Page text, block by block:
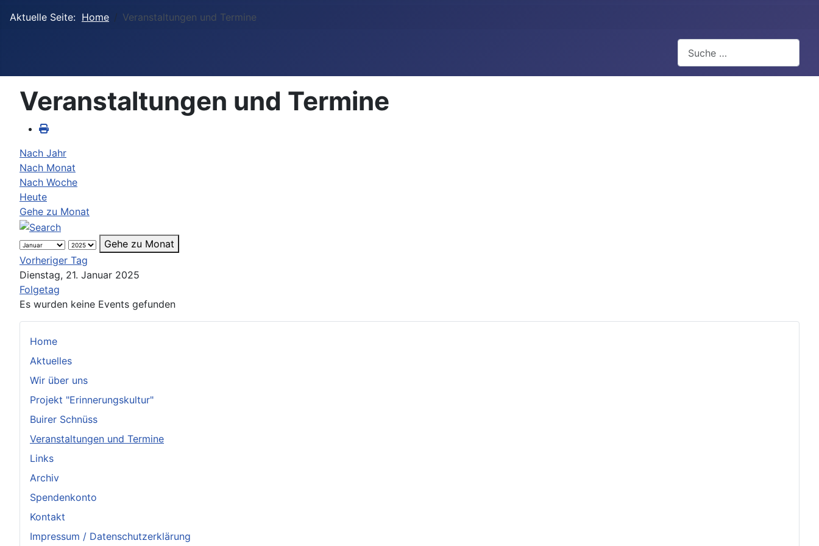
Aktuelle Seite: Home Veranstaltungen und Termine
Home
Aktuelles
Wir über uns
Projekt "Erinnerungskultur"
Buirer Schnüss
Veranstaltungen und Termine
Links
Archiv
Spendenkonto
Kontakt
Impressum / Datenschutzerklärung
Veranstaltungen und Termine
Nach Jahr
Nach Monat
Nach Woche
Heute
Gehe zu Monat
Gehe zu Monat
Vorheriger Tag
Dienstag, 21. Januar 2025
Folgetag
Es wurden keine Events gefunden